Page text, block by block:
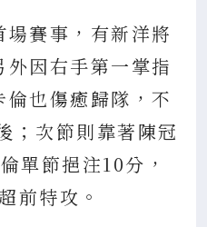
賽事，有新洋將
因右手第一掌指
也傷癒歸隊，不
；次節則靠著陳冠
單節挹注10分，
前特攻。